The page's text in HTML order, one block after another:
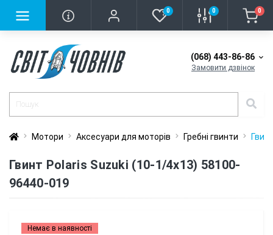
0 0 0
(068) 443-86-86
Замовити дзвінок
Мотори Аксесуари для моторів Гребні гвинти
Гвинт Polaris Suzuki (10-1/4x13) 58100-
96440-019
Немає в наявності